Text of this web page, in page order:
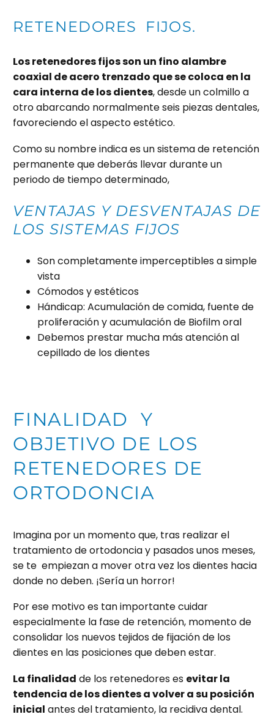
RETENEDORES FIJOS.
Los retenedores fijos son un fino alambre
coaxial de acero trenzado que se coloca en la
cara interna de los dientes, desde un colmillo a
otro abarcando normalmente seis piezas dentales,
favoreciendo el aspecto estético.
Como su nombre indica es un sistema de retención
permanente que deberás llevar durante un
periodo de tiempo determinado,
VENTAJAS Y DESVENTAJAS DE
LOS SISTEMAS FIJOS
Son completamente imperceptibles a simple
vista
Cómodos y estéticos
Hándicap: Acumulación de comida, fuente de
proliferación y acumulación de Biofilm oral
Debemos prestar mucha más atención al
cepillado de los dientes
FINALIDAD Y
OBJETIVO DE LOS
RETENEDORES DE
ORTODONCIA
Imagina por un momento que, tras realizar el
tratamiento de ortodoncia y pasados unos meses,
se te empiezan a mover otra vez los dientes hacia
donde no deben. ¡Sería un horror!
Por ese motivo es tan importante cuidar
especialmente la fase de retención, momento de
consolidar los nuevos tejidos de fijación de los
dientes en las posiciones que deben estar.
La finalidad de los retenedores es evitar la
tendencia de los dientes a volver a su posición
inicial antes del tratamiento, la recidiva dental.